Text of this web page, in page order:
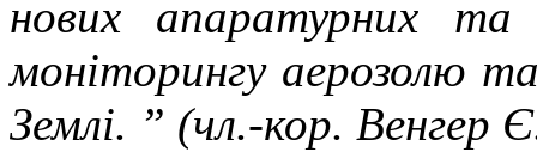
нових апаратурних та
моніторингу аерозолю
Землі. ” (чл.-кор.